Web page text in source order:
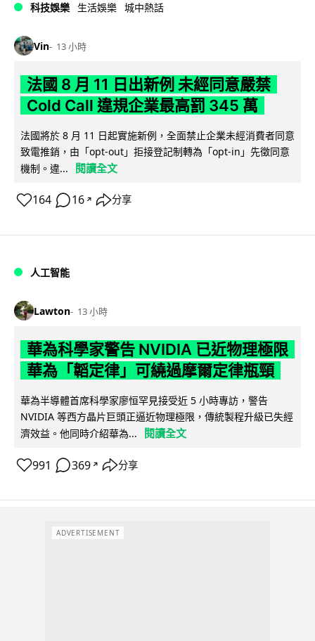
科技娛樂 生活娛樂 城中熱話
Vin 13 小時
法國 8 月 11 日出新例 未經同意嚴禁
Cold Call 違規企業最高罰 345 萬
法國將於 8 月 11 日起實施新例，全面禁止企業未經消費者同意
致電推銷，由「opt-out」拒接登記制轉為「opt-in」先徵同意
機制。違...
閱讀全文
164 16 ↗ 分享
人工智能
Lawton 13 小時
華為科學家警告 NVIDIA 已近物理極限
華為「韜定律」可繞過摩爾定律瓶頸
華為半導體首席科學家廖恒罕見接受近 5 小時專訪，警告
NVIDIA 等西方晶片巨頭正逼近物理極限，傳統製程升級已失經
濟效益。他同時介紹華為...
閱讀全文
991 369 ↗ 分享
ADVERTISEMENT